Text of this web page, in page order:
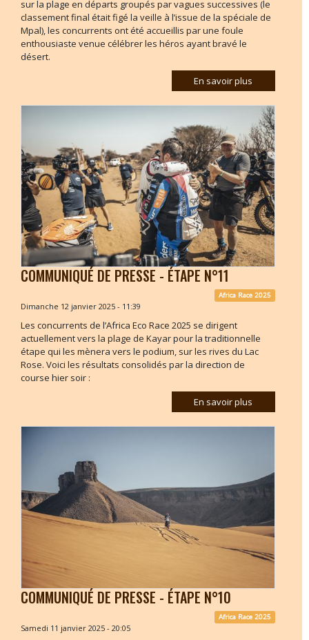
sur la plage en départs groupés par vagues successives (le
classement final était figé la veille à l’issue de la spéciale de
Mpal), les concurrents ont été accueillis par une foule
enthousiaste venue célébrer les héros ayant bravé le
désert.
En savoir plus
COMMUNIQUÉ DE PRESSE - ÉTAPE N°11
Africa Race 2025
Dimanche 12 janvier 2025 - 11:39
Les concurrents de l’Africa Eco Race 2025 se dirigent
actuellement vers la plage de Kayar pour la traditionnelle
étape qui les mènera vers le podium, sur les rives du Lac
Rose. Voici les résultats consolidés par la direction de
course hier soir :
En savoir plus
COMMUNIQUÉ DE PRESSE - ÉTAPE N°10
Africa Race 2025
Samedi 11 janvier 2025 - 20:05